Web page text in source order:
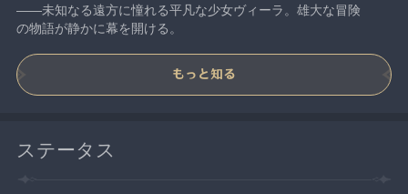
——未知なる遠方に憧れる平凡な少女ヴィーラ。雄大な冒険
の物語が静かに幕を開ける。
もっと知る
ステータス